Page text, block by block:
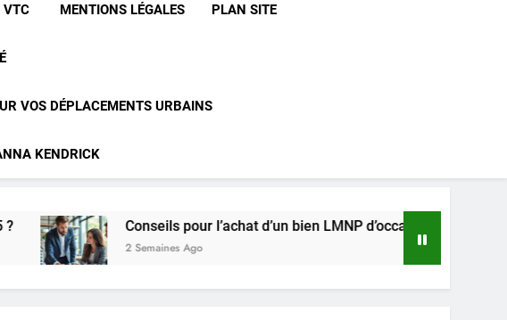
VTC MENTIONS LÉGALES PLAN SITE
VOS DÉPLACEMENTS URBAINS
KENDRICK
Conseils pour l’achat d’un bien LMNP d’occasion
2 Semaines Ago